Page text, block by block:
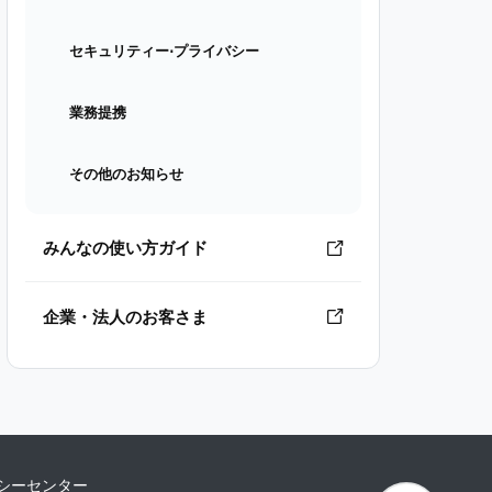
セキュリティー⋅プライバシー
業務提携
その他のお知らせ
みんなの使い方ガイド
企業・法人のお客さま
ーセンター